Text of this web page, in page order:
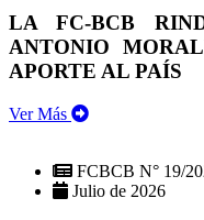
LA FC-BCB
ANTONIO
APORTE AL PAÍS
Ver Más
FCBCB N° 19/
Julio de 2026